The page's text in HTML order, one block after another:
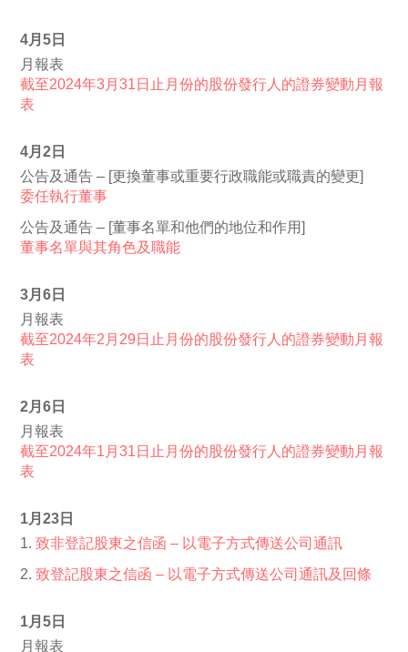
4月5日
月報表
截至2024年3月31日止月份的股份發行人的證券變動月報
表
4月2日
公告及通告 – [更換董事或重要行政職能或職責的變更]
委任執行董事
公告及通告 – [董事名單和他們的地位和作用]
董事名單與其角色及職能
3月6日
月報表
截至2024年2月29日止月份的股份發行人的證券變動月報
表
2月6日
月報表
截至2024年1月31日止月份的股份發行人的證券變動月報
表
1月23日
1.致非登記股東之信函 – 以電子方式傳送公司通訊
2.致登記股東之信函 – 以電子方式傳送公司通訊及回條
1月5日
月報表